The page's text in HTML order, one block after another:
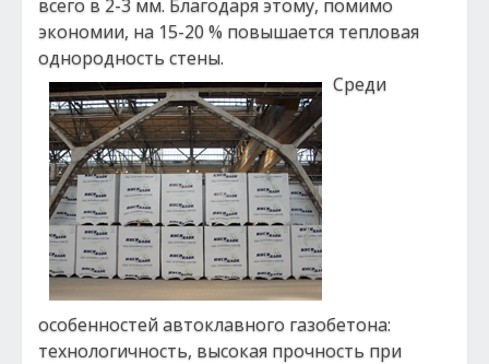
всего в 2-3 мм. Благодаря этому, помимо
экономии, на 15-20 % повышается тепловая
однородность стены.
Среди
особенностей автоклавного газобетона:
технологичность, высокая прочность при